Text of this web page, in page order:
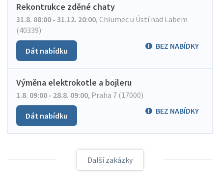
Rekontrukce zděné chaty
31.8. 08:00 - 31.12. 20:00, Chlumec u Ústí nad Labem
(40339)
BEZ NABÍDKY
Dát nabídku
Výměna elektrokotle a bojleru
1.8. 09:00 - 28.8. 09:00, Praha 7 (17000)
BEZ NABÍDKY
Dát nabídku
Další zakázky